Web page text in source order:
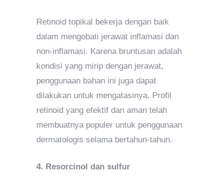
Retinoid topikal bekerja dengan baik
dalam mengobati jerawat inflamasi dan
non-inflamasi. Karena bruntusan adalah
kondisi yang mirip dengan jerawat,
penggunaan bahan ini juga dapat
dilakukan untuk mengatasinya. Profil
retinoid yang efektif dan aman telah
membuatnya populer untuk penggunaan
dermatologis selama bertahun-tahun.
4. Resorcinol dan sulfur